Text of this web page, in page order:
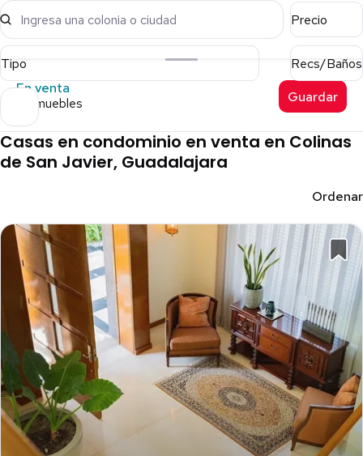
Ingresa una colonia o ciudad Precio
Tipo
Recs/Baños
En venta
8 inmuebles Guardar
Casas en condominio en venta en Colinas
de San Javier, Guadalajara
Ordenar